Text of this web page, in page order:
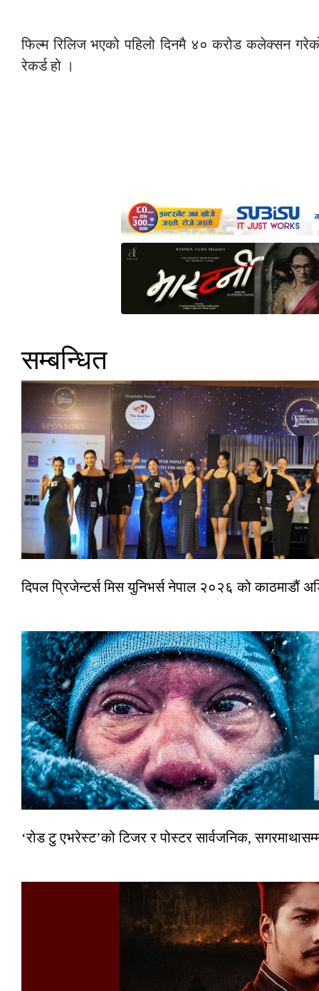
फिल्म रिलिज भएको पहिलो दिनमै ४० करोड कलेक्सन
रेकर्ड हो ।
सम्बन्धित
दिपल प्रिजेन्टर्स मिस युनिभर्स नेपाल २०२६ को काठमाडौं
‘रोड टु एभरेस्ट’को टिजर र पोस्टर सार्वजनिक,